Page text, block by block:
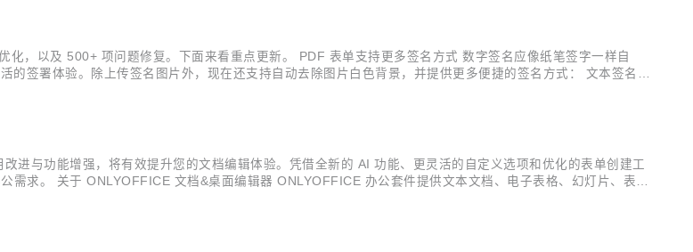
，以及 500+ 项问题修复。下面来看重点更新。 PDF 表单支持更多签名方式 数字签名应像纸笔签字一样自
签署体验。除上传签名图片外，现在还支持自动去除图片白色背景，并提供更多便捷的签名方式： 文本签名：
进与功能增强，将有效提升您的文档编辑体验。凭借全新的 AI 功能、更灵活的自定义选项和优化的表单创建工
求。 关于 ONLYOFFICE 文档&桌面编辑器 ONLYOFFICE 办公套件提供文本文档、电子表格、幻灯片、表单